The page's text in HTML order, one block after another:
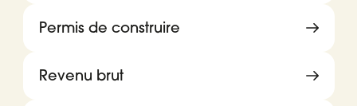
Permis de construire
Revenu brut